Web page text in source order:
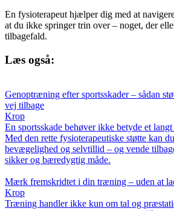
En fysioterapeut hjælper dig med at
at du ikke springer trin over – noget, der
tilbagefald.
Læs også:
Genoptræning efter sportsskader – sådan
vej tilbage
Krop
En sportsskade behøver ikke betyde et
Med den rette fysioterapeutiske støtte kan
bevægelighed og selvtillid – og vende
sikker og bæredygtig måde.
Mærk fremskridtet i din træning – uden at
Krop
Træning handler ikke kun om tal og